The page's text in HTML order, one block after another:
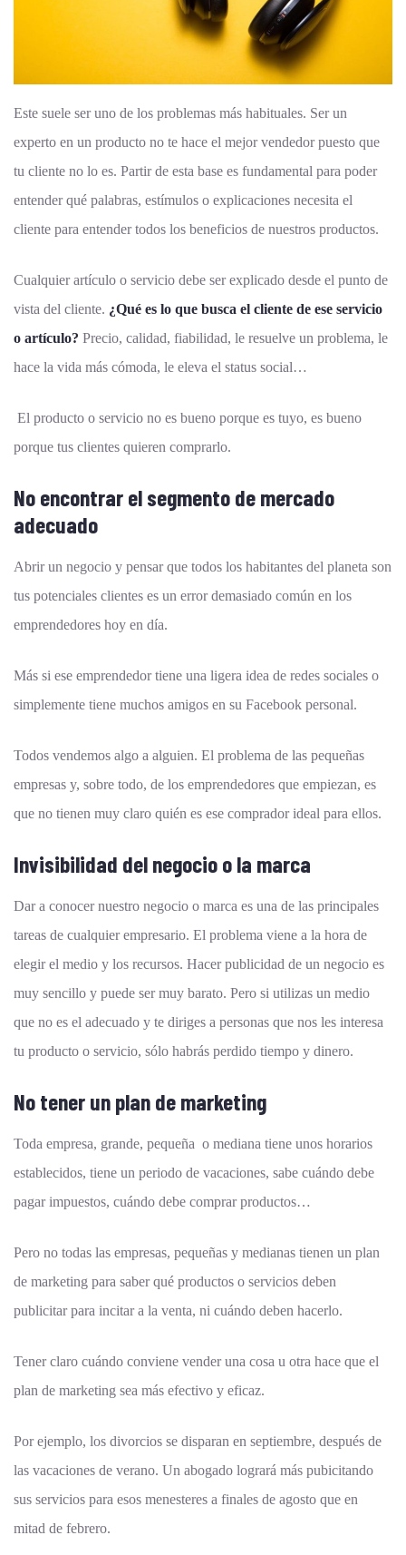
Este suele ser uno de los problemas más habituales. Ser un
experto en un producto no te hace el mejor vendedor puesto que
tu cliente no lo es. Partir de esta base es fundamental para poder
entender qué palabras, estímulos o explicaciones necesita el
cliente para entender todos los beneficios de nuestros productos.
Cualquier artículo o servicio debe ser explicado desde el punto de
vista del cliente. ¿Qué es lo que busca el cliente de ese servicio
o artículo? Precio, calidad, fiabilidad, le resuelve un problema, le
hace la vida más cómoda, le eleva el status social…
El producto o servicio no es bueno porque es tuyo, es bueno
porque tus clientes quieren comprarlo.
No encontrar el segmento de mercado
adecuado
Abrir un negocio y pensar que todos los habitantes del planeta son
tus potenciales clientes es un error demasiado común en los
emprendedores hoy en día.
Más si ese emprendedor tiene una ligera idea de redes sociales o
simplemente tiene muchos amigos en su Facebook personal.
Todos vendemos algo a alguien. El problema de las pequeñas
empresas y, sobre todo, de los emprendedores que empiezan, es
que no tienen muy claro quién es ese comprador ideal para ellos.
Invisibilidad del negocio o la marca
Dar a conocer nuestro negocio o marca es una de las principales
tareas de cualquier empresario. El problema viene a la hora de
elegir el medio y los recursos. Hacer publicidad de un negocio es
muy sencillo y puede ser muy barato. Pero si utilizas un medio
que no es el adecuado y te diriges a personas que nos les interesa
tu producto o servicio, sólo habrás perdido tiempo y dinero.
No tener un plan de marketing
Toda empresa, grande, pequeña o mediana tiene unos horarios
establecidos, tiene un periodo de vacaciones, sabe cuándo debe
pagar impuestos, cuándo debe comprar productos…
Pero no todas las empresas, pequeñas y medianas tienen un plan
de marketing para saber qué productos o servicios deben
publicitar para incitar a la venta, ni cuándo deben hacerlo.
Tener claro cuándo conviene vender una cosa u otra hace que el
plan de marketing sea más efectivo y eficaz.
Por ejemplo, los divorcios se disparan en septiembre, después de
las vacaciones de verano. Un abogado logrará más pubicitando
sus servicios para esos menesteres a finales de agosto que en
mitad de febrero.